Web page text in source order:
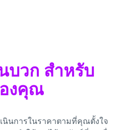
บวก สำหรับ
งคุณ
นินการในราคาตามที่คุณตั้งใจ